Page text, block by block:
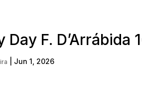
Day F. D’Arrábida
Jun 1, 2026